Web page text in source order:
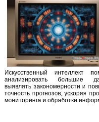
Искусственный интеллект
анализировать большие
выявлять закономерности и
точность прогнозов, ускоряя
мониторинга и обработки